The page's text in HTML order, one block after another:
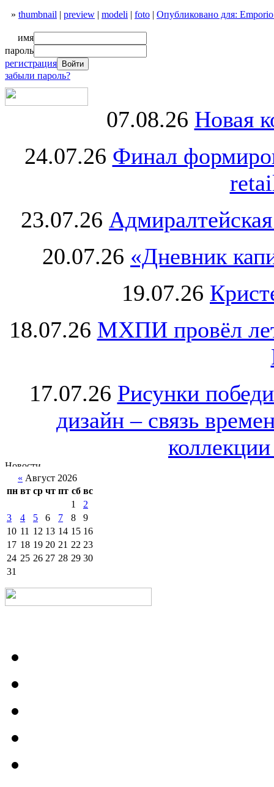
» thumbnail | preview | modeli | foto | Опубликовано для:
имя
пароль
регистрация
забыли пароль?
07.08.26 Новая
24.07.26 Финал
23.07.26
20.07.26 «Дневник
19.07.26
18.07.26 МХПИ провёл
17.07.26 Рисунки
дизайн – связь
« Август 2026
пн вт ср чт пт сб вс
1
2
3
4 5 6 7 8
9
10 11 12 13 14 15 16
17 18 19 20 21 22 23
24 25 26 27 28 29 30
31